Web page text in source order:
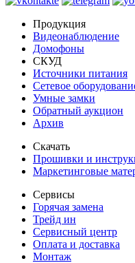
Продукция
Видеонаблюдение
Домофоны
СКУД
Источники питания
Сетевое
Умные замки
Обратный аукцион
Архив
Скачать
Прошивки и
Маркетинговые
Сервисы
Горячая замена
Трейд ин
Сервисный центр
Оплата и доставка
Монтаж